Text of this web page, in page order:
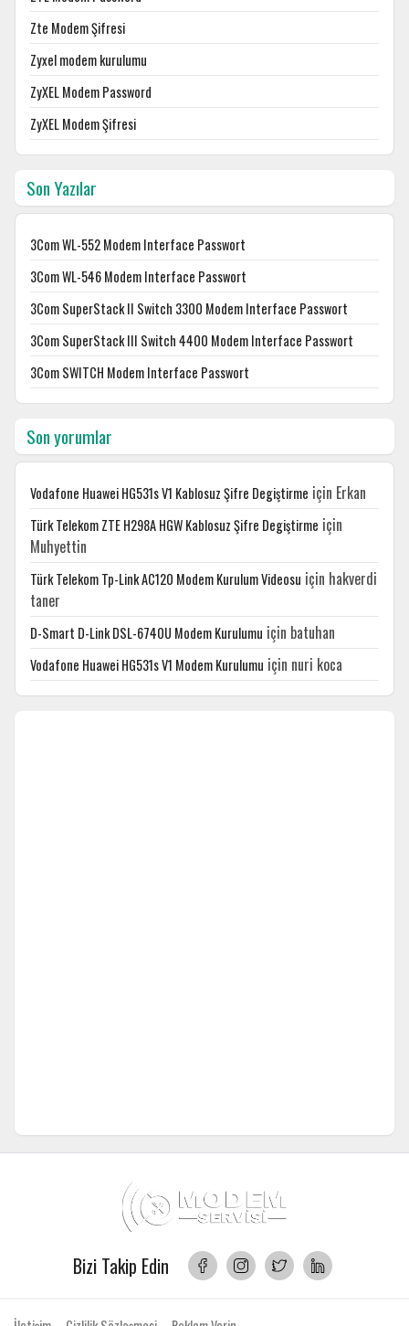
Zte Modem Şifresi
Zyxel modem kurulumu
ZyXEL Modem Password
ZyXEL Modem Şifresi
Son Yazılar
3Com WL-552 Modem Interface Passwort
3Com WL-546 Modem Interface Passwort
3Com SuperStack II Switch 3300 Modem Interface Passwort
3Com SuperStack III Switch 4400 Modem Interface Passwort
3Com SWITCH Modem Interface Passwort
Son yorumlar
Vodafone Huawei HG531s V1 Kablosuz Şifre Degiştirme için Erkan
Türk Telekom ZTE H298A HGW Kablosuz Şifre Degiştirme için
Muhyettin
Türk Telekom Tp-Link AC120 Modem Kurulum Videosu için hakverdi
taner
D-Smart D-Link DSL-6740U Modem Kurulumu için batuhan
Vodafone Huawei HG531s V1 Modem Kurulumu için nuri koca
Bizi Takip Edin